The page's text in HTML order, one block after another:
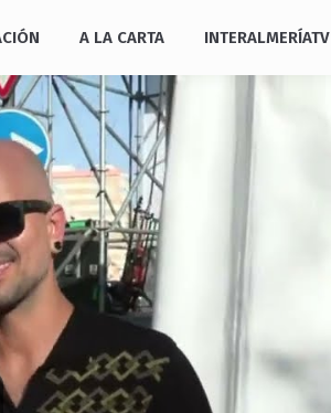
A LA CARTA INTERALMERÍATV